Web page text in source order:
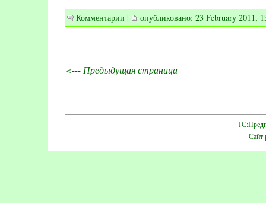
Комментарии | опубликовано: 23 February 2011,
<--- Предыдущая страница
Сайт